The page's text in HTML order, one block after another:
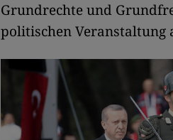
Grundrechte und
politischen Veranstaltung